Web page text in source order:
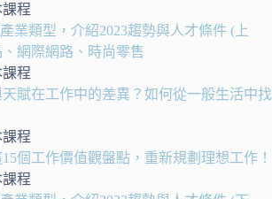
程
業類型，介紹2023趨勢與人才條件 (上
網際網路、時尚零售
程
天賦在工作中的差異？如何從一般生活中找
程
15個工作價值觀盤點，重新規劃理想工作！
程